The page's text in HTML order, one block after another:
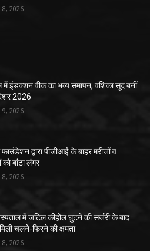
8, 2026
में इंडक्शन वीक का भव्य समापन, वंशिका सूद बनीं
2026
9, 2026
फाउंडेशन द्वारा पीजीआई के बाहर मरीजों व
को बांटा लंगर
8, 2026
में जटिल कीहोल घुटने की सर्जरी के बाद
चलने-फिरने की क्षमता
8, 2026